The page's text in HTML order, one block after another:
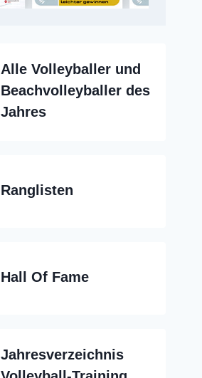
Alle Volleyballer und
Beachvolleyballer des
Jahres
Ranglisten
Hall Of Fame
Jahresverzeichnis